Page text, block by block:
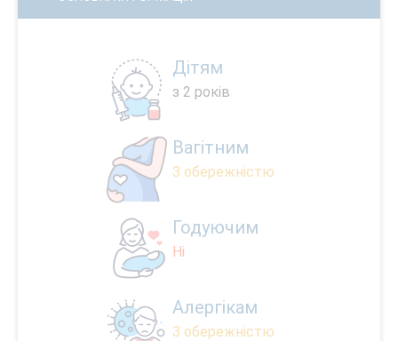
Дітям
з 2 років
Вагітним
З обережністю
Годуючим
Ні
Алергікам
З обережністю